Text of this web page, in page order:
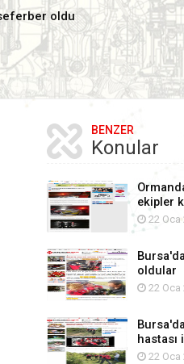
oldu
BENZER
Konular
ekipler
22 Oca
oldular
22 Oca
22 Oca